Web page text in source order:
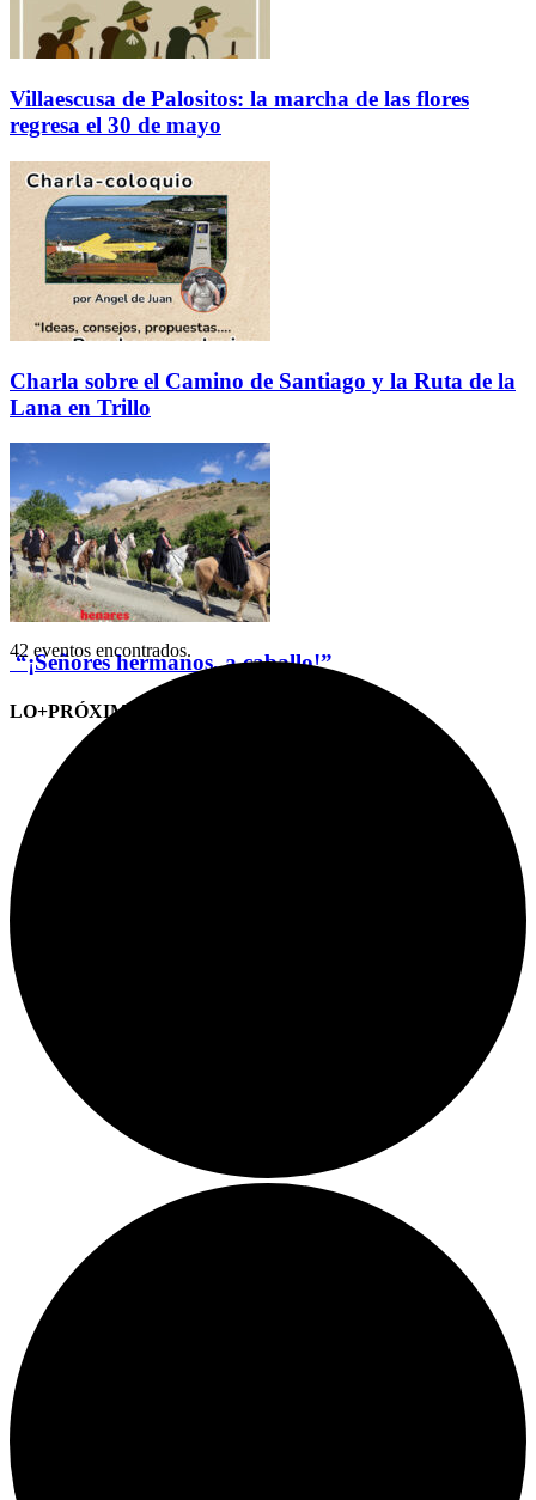
Villaescusa de Palositos: la marcha de las flores
regresa el 30 de mayo
Charla sobre el Camino de Santiago y la Ruta de la
Lana en Trillo
“¡Señores hermanos, a caballo!”
LO+PRÓXIMO (CITAS)
42 eventos encontrados.